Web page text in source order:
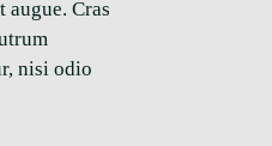
Cras
nisi odio